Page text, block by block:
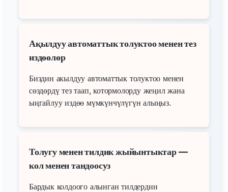
Ақылдуу автоматтык толуктоо менен тез
издөөлөр
Биздин акылдуу автоматтык толуктоо менен
сөздөрдү тез таап, котормолорду жеңил жана
ыңгайлуу издөө мүмкүнчүлүгүн алыңыз.
Толугу менен тилдик жыйынтыктар —
кол менен тандоосуз
Бардык колдоого алынган тилдердин